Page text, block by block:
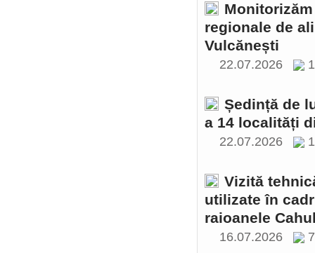
regionale de
Vulcănești
22.07.2026
Ședință de
a 14 localități
22.07.2026
Vizită
utilizate în
raioanele
16.07.2026